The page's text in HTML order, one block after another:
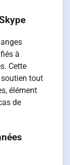
à
Cette
tout
élément
de